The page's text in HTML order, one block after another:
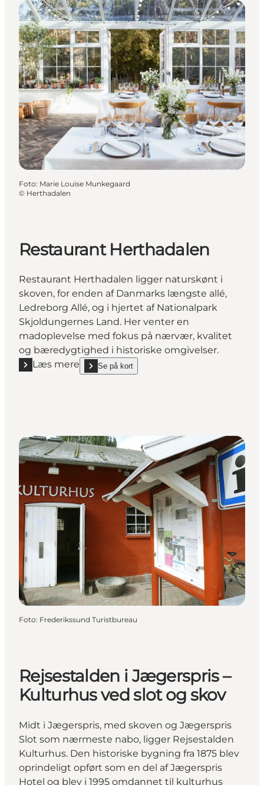
Foto: Marie Louise Munkegaard
© Herthadalen
Restaurant Herthadalen
Restaurant Herthadalen ligger naturskønt i
skoven, for enden af Danmarks længste allé,
Ledreborg Allé, og i hjertet af Nationalpark
Skjoldungernes Land. Her venter en
madoplevelse med fokus på nærvær, kvalitet
og bæredygtighed i historiske omgivelser.
Læs mere
Læs mere "Restaurant Herthadalen"
Se på kort
show Restaurant Herthadalen on_map
Foto: Frederikssund Turistbureau
Rejsestalden i Jægerspris –
Kulturhus ved slot og skov
Midt i Jægerspris, med skoven og Jægerspris
Slot som nærmeste nabo, ligger Rejsestalden
Kulturhus. Den historiske bygning fra 1875 blev
oprindeligt opført som en del af Jægerspris
Hotel og blev i 1995 omdannet til kulturhus